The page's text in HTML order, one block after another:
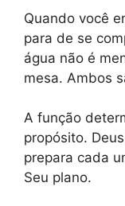
Quando você
para de se
água não é
mesa. Ambos
A função
propósito.
prepara cada
Seu plano.